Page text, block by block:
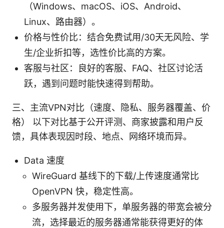
（Windows、macOS、iOS、Android、
Linux、路由器）。
价格与性价比：结合免费试用/30天无风险、学
生/企业折扣等，选性价比高的方案。
客服与社区：良好的客服、FAQ、社区讨论活
跃，遇到问题时能快速得到帮助。
三、主流VPN对比（速度、隐私、服务器覆盖、价
格） 以下对比基于公开评测、商家披露和用户反
馈，具体表现因时段、地点、网络环境而异。
Data 速度
WireGuard 基线下的下载/上传速度通常比
OpenVPN 快，稳定性高。
多服务器并发使用下，单服务器的带宽会被分
流，选择最近的服务器通常能获得更好的体